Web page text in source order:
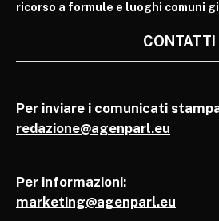
ricorso a formule e luoghi comuni
CONTATTI
Per inviare i comunicati
redazione@agenparl.eu
Per informazioni:
marketing@agenparl.eu